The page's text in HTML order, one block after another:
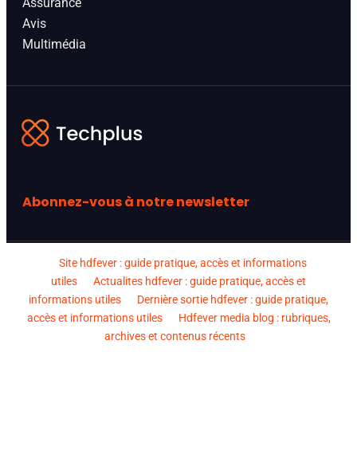
Avis
Multimédia
Abonnez-vous à notre newsletter
Site hdfever : guide pratique, accès et informations
utiles
Actualites hdfever : guide pratique, accès et
informations utiles
Dernière sortie hdfever : guide pratique,
accès et informations utiles
Hdfever media blog : rubriques,
archives et contenus récents